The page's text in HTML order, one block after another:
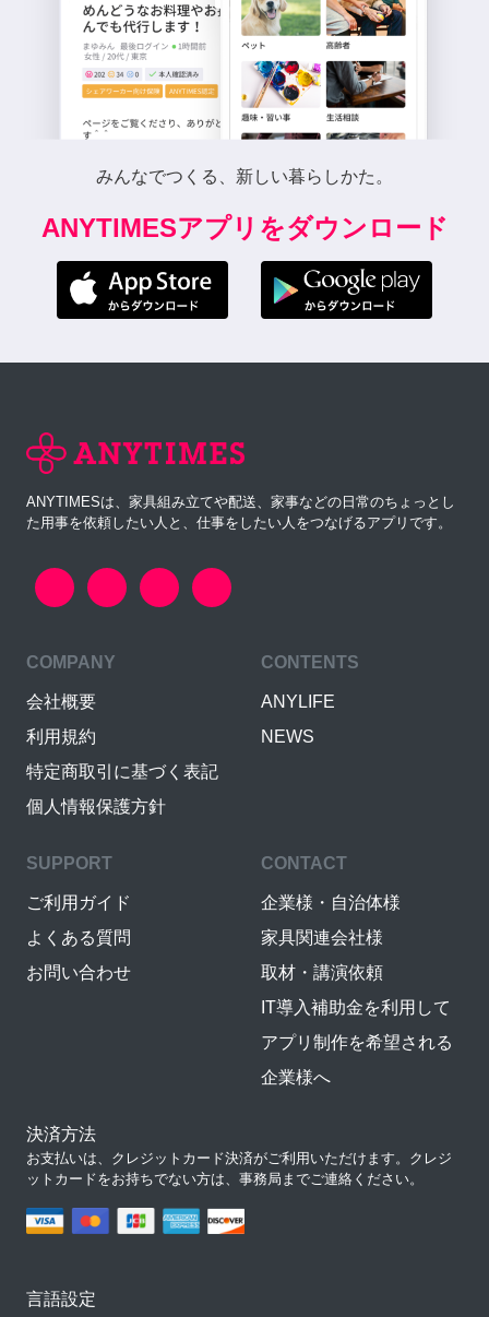
みんなでつくる、新しい暮らしかた。
ANYTIMESアプリをダウンロード
ANYTIMESは、家具組み立てや配送、家事などの日常のちょっとし
た用事を依頼したい人と、仕事をしたい人をつなげるアプリです。
COMPANY
会社概要
利用規約
特定商取引に基づく表記
個人情報保護方針
CONTENTS
ANYLIFE
NEWS
SUPPORT
ご利用ガイド
よくある質問
お問い合わせ
CONTACT
企業様・自治体様
家具関連会社様
取材・講演依頼
IT導入補助金を利用して
アプリ制作を希望される
企業様へ
決済方法
お支払いは、クレジットカード決済がご利用いただけます。クレジ
ットカードをお持ちでない方は、事務局までご連絡ください。
言語設定